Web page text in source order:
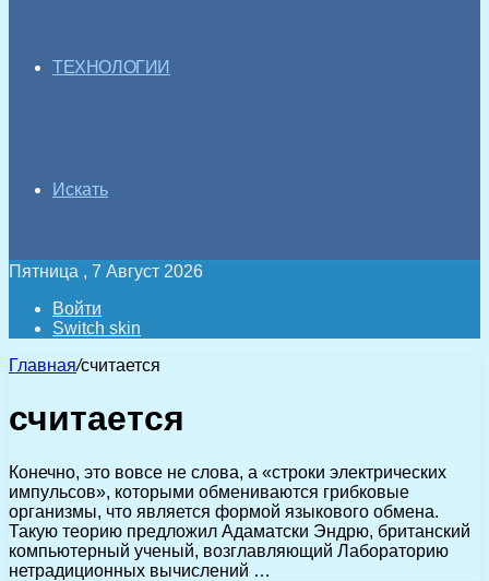
ТЕХНОЛОГИИ
Искать
Пятница , 7 Август 2026
Войти
Switch skin
Главная/считается
считается
Конечно, это вовсе не слова, а «строки электрических
импульсов», которыми обмениваются грибковые
организмы, что является формой языкового обмена.
Такую теорию предложил Адаматски Эндрю, британский
компьютерный ученый, возглавляющий Лабораторию
нетрадиционных вычислений …